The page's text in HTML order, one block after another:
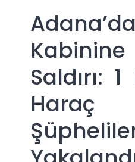
Saldırı:
Haraç